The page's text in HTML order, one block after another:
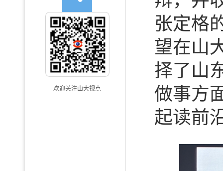
欢迎关注山大视点
张定格
望在山
择了山
做事方
起读前